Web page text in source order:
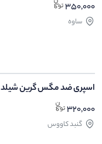
350,000
ساوه
اسپری ضد مگس گرین شیلد
320,000
گنبد کاووس